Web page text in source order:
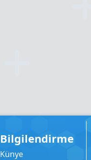
Bilgilendirme
Künye